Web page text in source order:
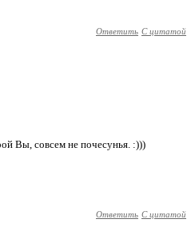
Ответить С цитатой
Вы, совсем не почесунья. :)))
Ответить С цитатой